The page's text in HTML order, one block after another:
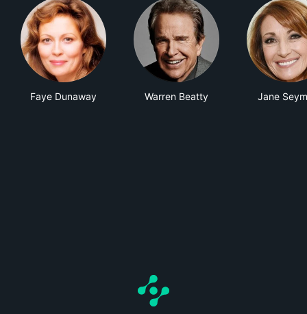
Faye Dunaway Warren Beatty Jane